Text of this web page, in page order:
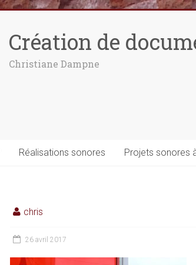
Création de
Christiane Dampne
Réalisations sonores Projets sonores
chris
26 avril 2017